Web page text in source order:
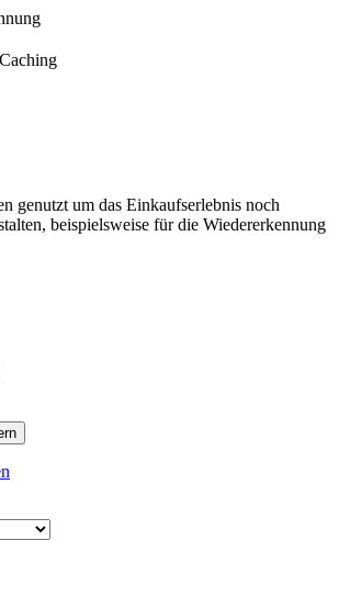
genutzt um das Einkaufserlebnis noch
beispielsweise für die Wiedererkennung